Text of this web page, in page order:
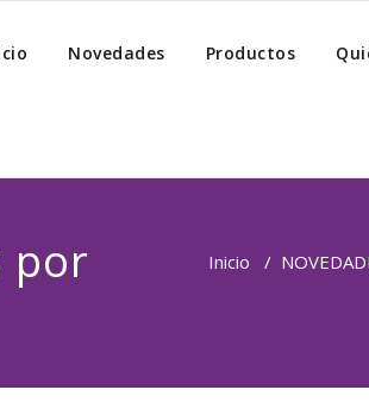
Novedades Productos
por Inicio /